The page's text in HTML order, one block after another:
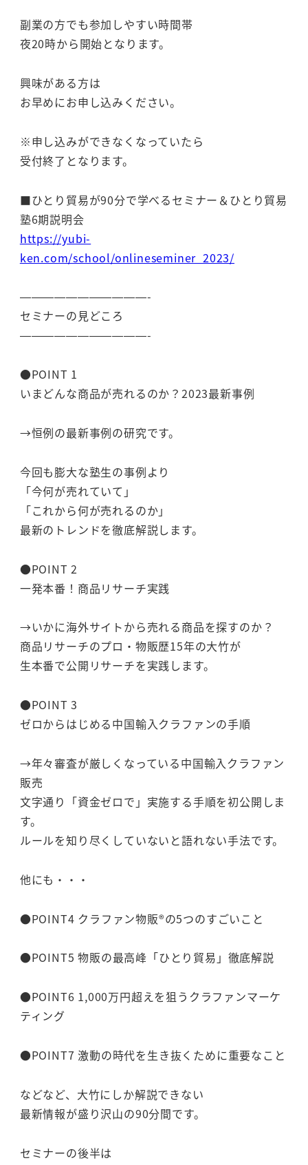
副業の方でも参加しやすい時間帯
夜20時から開始となります。
興味がある方は
お早めにお申し込みください。
※申し込みができなくなっていたら
受付終了となります。
■ひとり貿易が90分で学べるセミナー＆ひとり貿易
塾6期説明会
https://yubi-
ken.com/school/onlineseminer_2023/
———————————-
セミナーの見どころ
———————————-
●POINT 1
いまどんな商品が売れるのか？2023最新事例
→恒例の最新事例の研究です。
今回も膨大な塾生の事例より
「今何が売れていて」
「これから何が売れるのか」
最新のトレンドを徹底解説します。
●POINT 2
一発本番！商品リサーチ実践
→いかに海外サイトから売れる商品を探すのか？
商品リサーチのプロ・物販歴15年の大竹が
生本番で公開リサーチを実践します。
●POINT 3
ゼロからはじめる中国輸入クラファンの手順
→年々審査が厳しくなっている中国輸入クラファン
販売
文字通り「資金ゼロで」実施する手順を初公開しま
す。
ルールを知り尽くしていないと語れない手法です。
他にも・・・
●POINT4 クラファン物販®の5つのすごいこと
●POINT5 物販の最高峰「ひとり貿易」徹底解説
●POINT6 1,000万円超えを狙うクラファンマーケ
ティング
●POINT7 激動の時代を生き抜くために重要なこと
などなど、大竹にしか解説できない
最新情報が盛り沢山の90分間です。
セミナーの後半は